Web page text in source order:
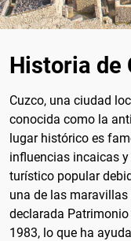
Historia de
Cuzco, una ciudad
conocida como la
lugar histórico es
influencias incaicas
turístico popular
una de las
declarada Patrimonio
1983, lo que ha